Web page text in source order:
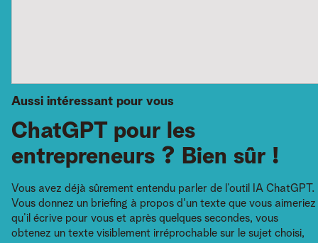
ChatGPT pour les
entrepreneurs ? Bien sûr !
Aussi intéressant pour vous
Vous avez déjà sûrement entendu parler de l’outil IA ChatGPT.
Vous donnez un briefing à propos d'un texte que vous aimeriez
qu’il écrive pour vous et après quelques secondes, vous
obtenez un texte visiblement irréprochable sur le sujet choisi,